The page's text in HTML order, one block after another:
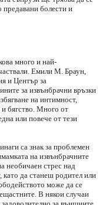
предавани болести и
много и най-
Емили М. Браун,
и Център за
за извънбрачни връзки
на интимност,
и бягство. Много от
или повече от тези
са знак за проблемен
на извънбрачните
необичаен стрес над
да станеш родител или
може да се
В някои случаи